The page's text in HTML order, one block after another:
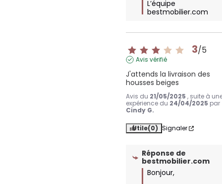
L’équipe
bestmobilier.com
3/5
Avis vérifié
J'attends la livraison des
housses beiges
Avis du 21/05/2025 , suite à
expérience du 24/04/2025 par
Cindy G.
Utile(0) Signaler
Réponse de
bestmobilier.com
Bonjour,